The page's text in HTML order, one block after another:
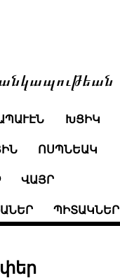
ԽՑԻԿ
ՈՍՊՆԵԱԿ
ՎԱՅՐ
ՊԻՏԱԿՆԵՐ